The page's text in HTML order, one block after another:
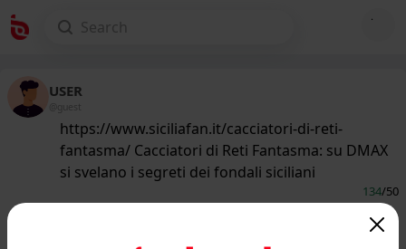
USER
@guest
https://www.siciliafan.it/cacciatori-di-reti-
fantasma/ Cacciatori di Reti Fantasma: su DMAX
si svelano i segreti dei fondali siciliani
134/50
Ebbene sì, abbiamo anche questo: in